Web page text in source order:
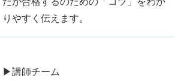
りやすく伝えます。
▶講師チーム